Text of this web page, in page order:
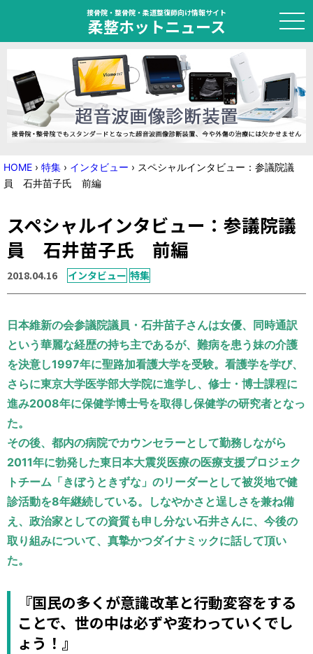
接骨院・整骨院・柔道整復師向け情報サイト
柔整ホットニュース
HOME
トピック
ニュース
国家試験対策
学会・セミナー情報
運営元 お問い合わせ
HOME › 特集 › インタビュー › スペシャルインタビュー：参議院議
員 石井苗子氏 前編
スペシャルインタビュー：参議院議
員 石井苗子氏 前編
2018.04.16 インタビュー 特集
日本維新の会参議院議員・石井苗子さんは女優、同時通訳
という華麗な経歴の持ち主であるが、難病を患う妹の介護
を決意し1997年に聖路加看護大学を受験。看護学を学び、
さらに東京大学医学部大学院に進学し、修士・博士課程に
進み2008年に保健学博士号を取得し保健学の研究者となっ
た。
その後、都内の病院でカウンセラーとして勤務しながら
2011年に勃発した東日本大震災医療の医療支援プロジェク
トチーム「きぼうときずな」のリーダーとして被災地で健
診活動を8年継続している。しなやかさと逞しさを兼ね備
え、政治家としての資質も申し分ない石井さんに、今後の
取り組みについて、真摯かつダイナミックに話して頂い
た。
『国民の多くが意識改革と行動変容をする
ことで、世の中は必ずや変わっていくでし
ょう！』